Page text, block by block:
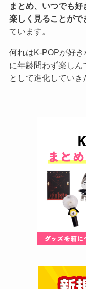
まとめ、いつでも
楽しく見ることがで
ています。
何れはK-POPが好
に年齢問わず楽しん
として進化していき